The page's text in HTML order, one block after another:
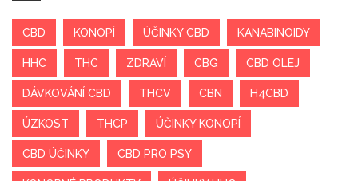
CBD KONOPÍ ÚČINKY CBD KANABINOIDY
HHC THC ZDRAVÍ CBG CBD OLEJ
DÁVKOVÁNÍ CBD THCV CBN H4CBD
ÚZKOST THCP ÚČINKY KONOPÍ
CBD ÚČINKY CBD PRO PSY